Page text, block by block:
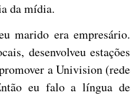
da mídia.
marido era empresário.
desenvolveu estações
a Univision (rede
eu falo a língua de